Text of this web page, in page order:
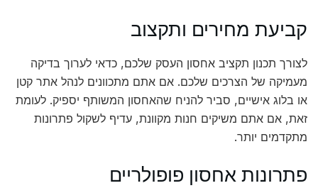
קביעת מחירים ותקצוב
לצורך תכנון תקציב אחסון העסק שלכם, כדאי לערוך בדיקה
מעמיקה של הצרכים שלכם. אם אתם מתכוונים לנהל אתר קטן
או בלוג אישיים, סביר להניח שהאחסון המשותף יספיק. לעומת
זאת, אם אתם משיקים חנות מקוונת, עדיף לשקול פתרונות
מתקדמים יותר.
פתרונות אחסון פופולריים